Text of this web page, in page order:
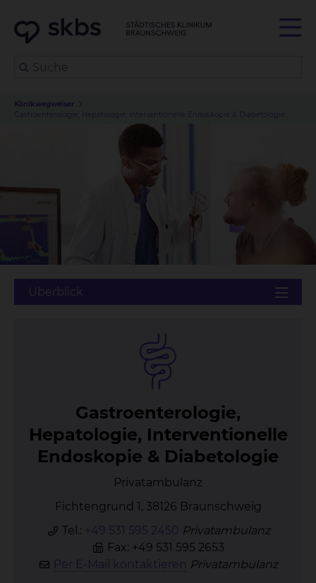
Klinikwegweiser
Gastroenterologie, Hepatologie, Interventionelle Endoskopie & Diabetologie
Gas­tro­en­te­ro­lo­gie,
He­pa­to­lo­gie, In­ter­ven­tio­nel­le
En­do­sko­pie & Dia­be­to­lo­gie
Privatambulanz
Fichtengrund 1, 38126 Braunschweig
Tel.: +49 531 595 2450 Privatambulanz
Fax: +49 531 595 2653
Per E-Mail kontaktieren Privatambulanz